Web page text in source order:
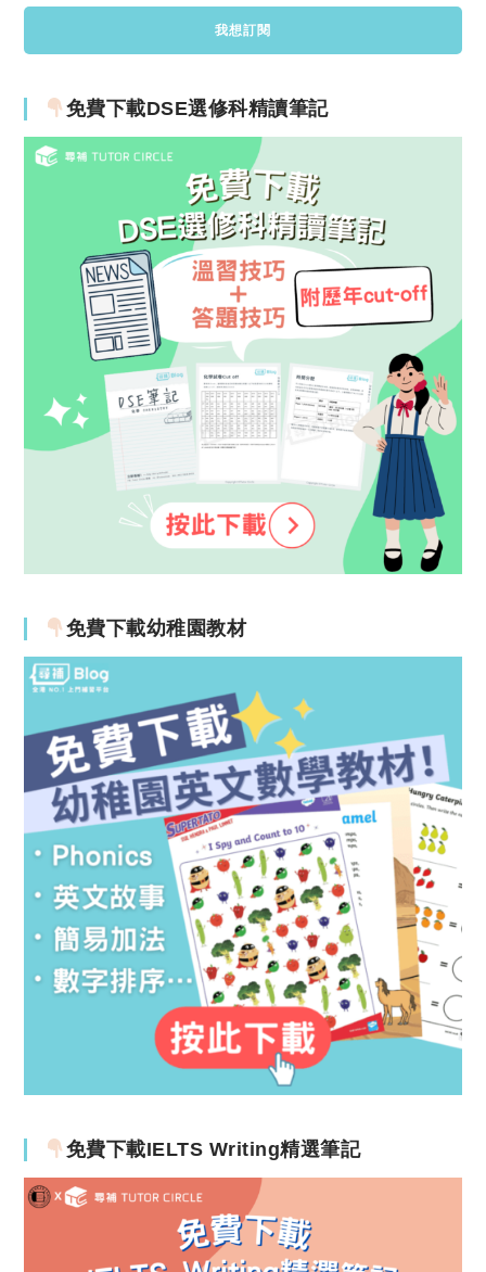
免費下載DSE選修科精讀筆記
免費下載幼稚園教材
免費下載IELTS Writing精選筆記